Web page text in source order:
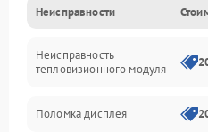
Измерения
Матрица
Неисправности
Неисправность
тепловизионного модуля
Поломка дисплея